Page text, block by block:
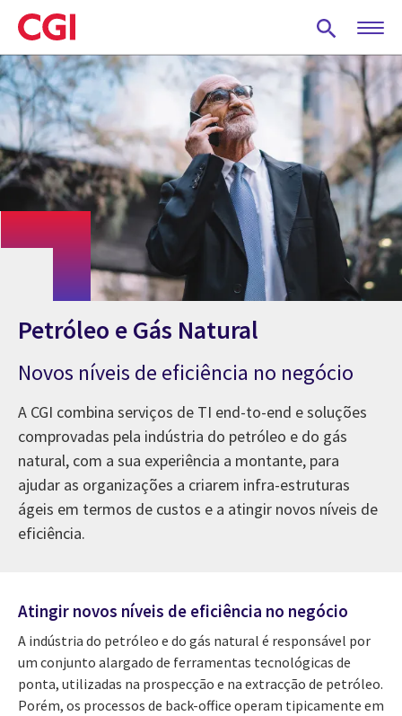
Skip
to
main
content
Petróleo e Gás Natural
Novos níveis de eficiência no negócio
A CGI combina serviços de TI end-to-end e soluções
comprovadas pela indústria do petróleo e do gás
natural, com a sua experiência a montante, para
ajudar as organizações a criarem infra-estruturas
ágeis em termos de custos e a atingir novos níveis de
eficiência.
Atingir novos níveis de eficiência no negócio
A indústria do petróleo e do gás natural é responsável por
um conjunto alargado de ferramentas tecnológicas de
ponta, utilizadas na prospecção e na extracção de petróleo.
Porém, os processos de back-office operam tipicamente em